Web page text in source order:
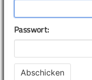
Passwort: